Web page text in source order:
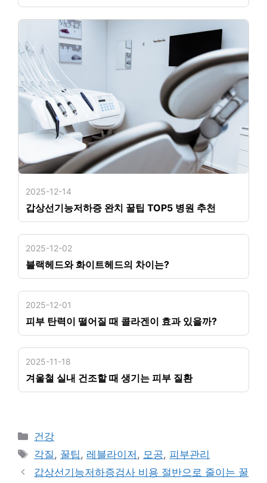
2025-12-14
갑상선기능저하증 완치 꿀팁 TOP5 병원 추천
2025-12-02
블랙헤드와 화이트헤드의 차이는?
2025-12-01
피부 탄력이 떨어질 때 콜라겐이 효과 있을까?
2025-11-18
겨울철 실내 건조할 때 생기는 피부 질환
카
테
고
리
건강
태
그
각질 , 꿀팁 , 레블라이저 , 모공, 피부관리
갑상선기능저하증검사 비용 절반으로 줄이는 꿀